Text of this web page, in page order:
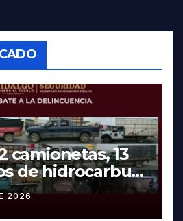
camionetas, 13
de hidrocarburo
robados en
2026